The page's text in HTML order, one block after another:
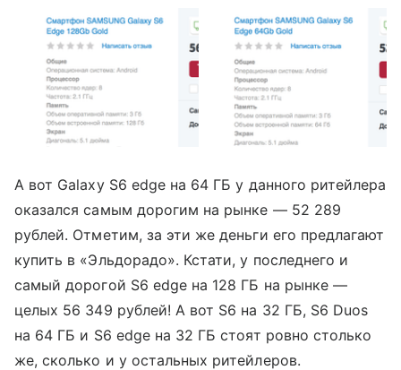
А вот Galaxy S6 edge на 64 ГБ у данного ритейлера
оказался самым дорогим на рынке — 52 289
рублей. Отметим, за эти же деньги его предлагают
купить в «Эльдорадо». Кстати, у последнего и
самый дорогой S6 edge на 128 ГБ на рынке —
целых 56 349 рублей! А вот S6 на 32 ГБ, S6 Duos
на 64 ГБ и S6 edge на 32 ГБ стоят ровно столько
же, сколько и у остальных ритейлеров.